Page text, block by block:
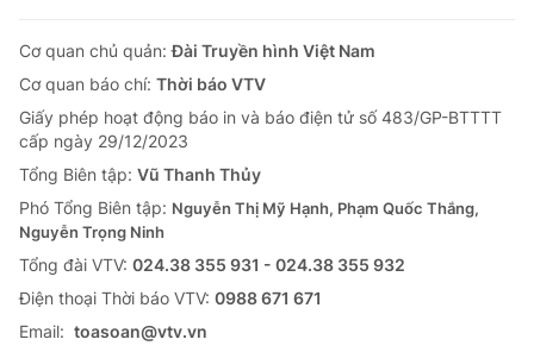
Cơ quan chủ quản:Đài Truyền hình Việt Nam
Cơ quan báo chí: Thời báo VTV
Giấy phép hoạt động báo in và báo điện tử số 483/GP-BTTTT
cấp ngày 29/12/2023
Tổng Biên tập: Vũ Thanh Thủy
Phó Tổng Biên tập: Nguyễn Thị Mỹ Hạnh, Phạm Quốc Thắng,
Nguyễn Trọng Ninh
Tổng đài VTV: 024.38 355 931 - 024.38 355 932
Ðiện thoại Thời báo VTV: 0988 671 671
Email: toasoan@vtv.vn